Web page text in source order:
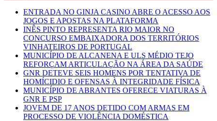
ENTRADA NO GINJA CASINO ABRE O ACESSO AOS
JOGOS E APOSTAS NA PLATAFORMA
INÊS PINTO REPRESENTA RIO MAIOR NO
CONCURSO EMBAIXADORA DOS TERRITÓRIOS
VINHATEIROS DE PORTUGAL
MUNICÍPIO DE ALCANENA E ULS MÉDIO TEJO
REFORÇAM ARTICULAÇÃO NA ÁREA DA SAÚDE
GNR DETEVE SEIS HOMENS POR TENTATIVA DE
HOMÍCIDIO E OFENSAS À INTEGRIDADE FÍSICA
MUNICÍPIO DE ABRANTES OFERECE VIATURAS À
GNR E PSP
JOVEM DE 17 ANOS DETIDO COM ARMAS EM
PROCESSO DE VIOLÊNCIA DOMÉSTICA